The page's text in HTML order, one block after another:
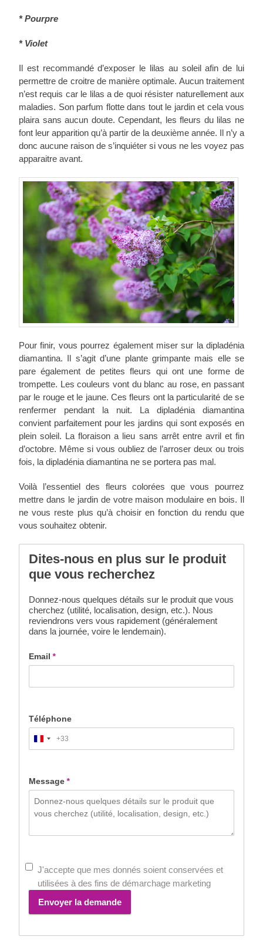
* Pourpre
* Violet
Il est recommandé d’exposer le lilas au soleil afin de lui
permettre de croitre de manière optimale. Aucun traitement
n’est requis car le lilas a de quoi résister naturellement aux
maladies. Son parfum flotte dans tout le jardin et cela vous
plaira sans aucun doute. Cependant, les fleurs du lilas ne
font leur apparition qu’à partir de la deuxième année. Il n’y a
donc aucune raison de s’inquiéter si vous ne les voyez pas
apparaitre avant.
Pour finir, vous pourrez également miser sur la dipladénia
diamantina. Il s’agit d’une plante grimpante mais elle se
pare également de petites fleurs qui ont une forme de
trompette. Les couleurs vont du blanc au rose, en passant
par le rouge et le jaune. Ces fleurs ont la particularité de se
renfermer pendant la nuit. La dipladénia diamantina
convient parfaitement pour les jardins qui sont exposés en
plein soleil. La floraison a lieu sans arrêt entre avril et fin
d’octobre. Même si vous oubliez de l’arroser deux ou trois
fois, la dipladénia diamantina ne se portera pas mal.
Voilà l’essentiel des fleurs colorées que vous pourrez
mettre dans le jardin de votre maison modulaire en bois. Il
ne vous reste plus qu’à choisir en fonction du rendu que
vous souhaitez obtenir.
Dites-nous en plus sur le produit
que vous recherchez
Donnez-nous quelques détails sur le produit que vous
cherchez (utilité, localisation, design, etc.). Nous
reviendrons vers vous rapidement (généralement
dans la journée, voire le lendemain).
Email *
Téléphone
France
+33
+33
Message*
J'accepte que mes donnés soient conservées et
utilisées à des fins de démarchage marketing
Envoyer la demande